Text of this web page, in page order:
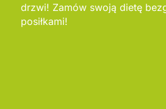
drzwi! Zamów swoją dietę
posiłkami!